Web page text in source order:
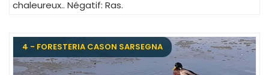
chaleureux.. Négatif: Ras.
4 - FORESTERIA CASON SARSEGNA